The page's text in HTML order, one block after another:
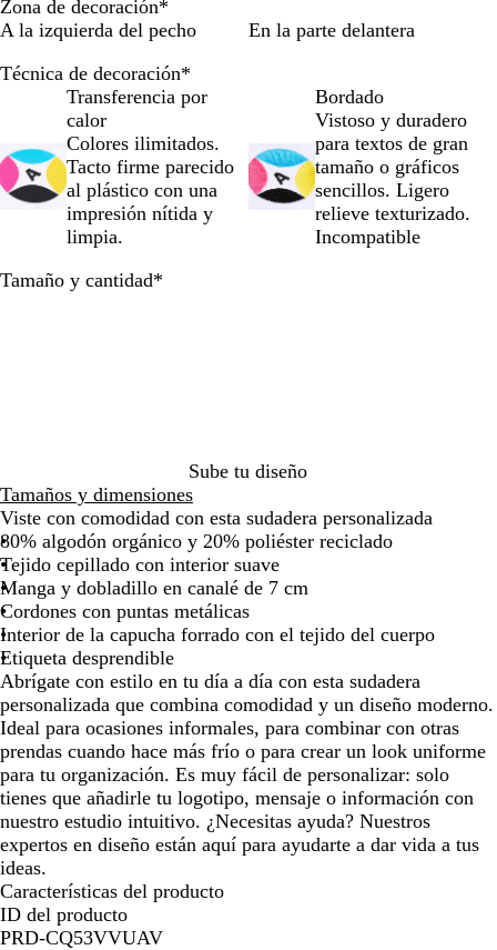
por
imagen
por
imagen
por
la
por
r
ó
g
á
c
á
n
c
j
e
a
n
c
l
m
r
s
c
a
a
s
d
n
c
r
s
a
u
o
r
o
a
l
o
Zona de decoración*
A la izquierda del pecho
En la parte delantera
Técnica de decoración*
Transferencia por
calor
Colores ilimitados.
Tacto firme parecido
al plástico con una
impresión nítida y
limpia.
Bordado
Vistoso y duradero
para textos de gran
tamaño o gráficos
sencillos. Ligero
relieve texturizado.
Incompatible
Tamaño y cantidad*
Sube tu diseño
Tamaños y dimensiones
Viste con comodidad con esta sudadera personalizada
80% algodón orgánico y 20% poliéster reciclado
Tejido cepillado con interior suave
Manga y dobladillo en canalé de 7 cm
Cordones con puntas metálicas
Interior de la capucha forrado con el tejido del cuerpo
Etiqueta desprendible
Abrígate con estilo en tu día a día con esta sudadera
personalizada que combina comodidad y un diseño moderno.
Ideal para ocasiones informales, para combinar con otras
prendas cuando hace más frío o para crear un look uniforme
para tu organización. Es muy fácil de personalizar: solo
tienes que añadirle tu logotipo, mensaje o información con
nuestro estudio intuitivo. ¿Necesitas ayuda? Nuestros
expertos en diseño están aquí para ayudarte a dar vida a tus
ideas.
Características del producto
ID del producto
PRD-CQ53VVUAV